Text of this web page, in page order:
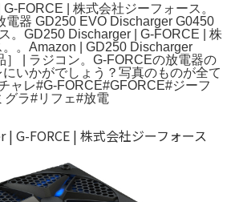
FORCE | 株式会社ジーフォース。
電器 GD250 EVO Discharger G0450
。GD250 Discharger | G-FORCE | 株
。Amazon | GD250 Discharger
］ | ラジコン。G-FORCEの放電器の
いかがでしょう？写真のものが全て
ャレ#G-FORCE#GFORCE#ジーフ
グラ#リフェ#放電